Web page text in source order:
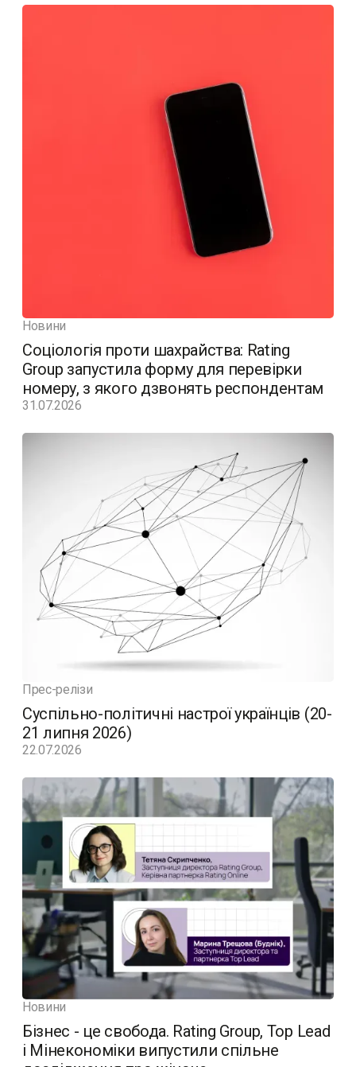
Новини
Соціологія проти шахрайства: Rating
Group запустила форму для перевірки
номеру, з якого дзвонять респондентам
31.07.2026
Прес-релізи
Суспільно-політичні настрої українців (20-
21 липня 2026)
22.07.2026
Новини
Бізнес - це свобода. Rating Group, Top Lead
і Мінекономіки випустили спільне